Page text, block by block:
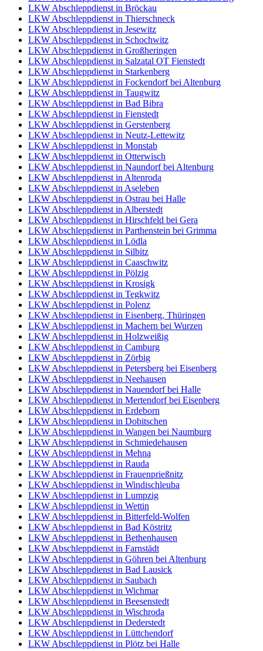
LKW Abschleppdienst in Bröckau
LKW Abschleppdienst in Thierschneck
LKW Abschleppdienst in Jesewitz
LKW Abschleppdienst in Schochwitz
LKW Abschleppdienst in Großheringen
LKW Abschleppdienst in Salzatal OT Fienstedt
LKW Abschleppdienst in Starkenberg
LKW Abschleppdienst in Fockendorf bei Altenburg
LKW Abschleppdienst in Taugwitz
LKW Abschleppdienst in Bad Bibra
LKW Abschleppdienst in Fienstedt
LKW Abschleppdienst in Gerstenberg
LKW Abschleppdienst in Neutz-Lettewitz
LKW Abschleppdienst in Monstab
LKW Abschleppdienst in Otterwisch
LKW Abschleppdienst in Naundorf bei Altenburg
LKW Abschleppdienst in Altenroda
LKW Abschleppdienst in Aseleben
LKW Abschleppdienst in Ostrau bei Halle
LKW Abschleppdienst in Alberstedt
LKW Abschleppdienst in Hirschfeld bei Gera
LKW Abschleppdienst in Parthenstein bei Grimma
LKW Abschleppdienst in Lödla
LKW Abschleppdienst in Silbitz
LKW Abschleppdienst in Caaschwitz
LKW Abschleppdienst in Pölzig
LKW Abschleppdienst in Krosigk
LKW Abschleppdienst in Tegkwitz
LKW Abschleppdienst in Polenz
LKW Abschleppdienst in Eisenberg, Thüringen
LKW Abschleppdienst in Machern bei Wurzen
LKW Abschleppdienst in Holzweißig
LKW Abschleppdienst in Camburg
LKW Abschleppdienst in Zörbig
LKW Abschleppdienst in Petersberg bei Eisenberg
LKW Abschleppdienst in Neehausen
LKW Abschleppdienst in Nauendorf bei Halle
LKW Abschleppdienst in Mertendorf bei Eisenberg
LKW Abschleppdienst in Erdeborn
LKW Abschleppdienst in Dobitschen
LKW Abschleppdienst in Wangen bei Naumburg
LKW Abschleppdienst in Schmiedehausen
LKW Abschleppdienst in Mehna
LKW Abschleppdienst in Rauda
LKW Abschleppdienst in Frauenprießnitz
LKW Abschleppdienst in Windischleuba
LKW Abschleppdienst in Lumpzig
LKW Abschleppdienst in Wettin
LKW Abschleppdienst in Bitterfeld-Wolfen
LKW Abschleppdienst in Bad Köstritz
LKW Abschleppdienst in Bethenhausen
LKW Abschleppdienst in Farnstädt
LKW Abschleppdienst in Göhren bei Altenburg
LKW Abschleppdienst in Bad Lausick
LKW Abschleppdienst in Saubach
LKW Abschleppdienst in Wichmar
LKW Abschleppdienst in Beesenstedt
LKW Abschleppdienst in Wischroda
LKW Abschleppdienst in Dederstedt
LKW Abschleppdienst in Lüttchendorf
LKW Abschleppdienst in Plötz bei Halle